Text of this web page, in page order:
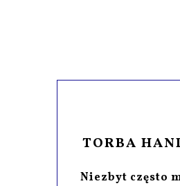
TORBA
Niezbyt często